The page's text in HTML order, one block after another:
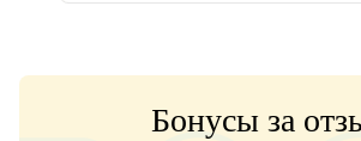
Бонусы за